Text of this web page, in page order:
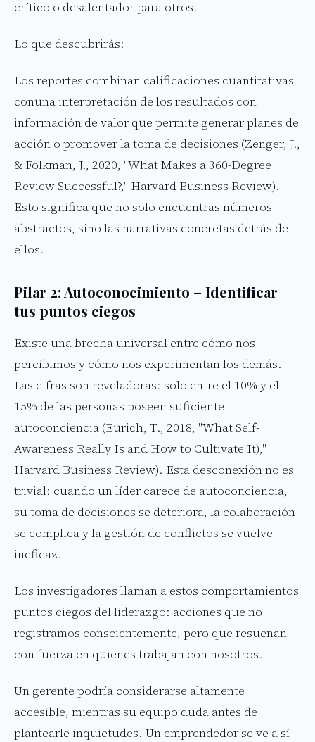
crítico o desalentador para otros.
Lo que descubrirás:
Los reportes combinan calificaciones cuantitativas
conuna interpretación de los resultados con
información de valor que permite generar planes de
acción o promover la toma de decisiones (Zenger, J.,
& Folkman, J., 2020, "What Makes a 360-Degree
Review Successful?," Harvard Business Review).
Esto significa que no solo encuentras números
abstractos, sino las narrativas concretas detrás de
ellos.
Pilar 2: Autoconocimiento – Identificar
tus puntos ciegos
Existe una brecha universal entre cómo nos
percibimos y cómo nos experimentan los demás.
Las cifras son reveladoras: solo entre el 10% y el
15% de las personas poseen suficiente
autoconciencia (Eurich, T., 2018, "What Self-
Awareness Really Is and How to Cultivate It),"
Harvard Business Review). Esta desconexión no es
trivial: cuando un líder carece de autoconciencia,
su toma de decisiones se deteriora, la colaboración
se complica y la gestión de conflictos se vuelve
ineficaz.
Los investigadores llaman a estos comportamientos
puntos ciegos del liderazgo: acciones que no
registramos conscientemente, pero que resuenan
con fuerza en quienes trabajan con nosotros.
Un gerente podría considerarse altamente
accesible, mientras su equipo duda antes de
plantearle inquietudes. Un emprendedor se ve a sí